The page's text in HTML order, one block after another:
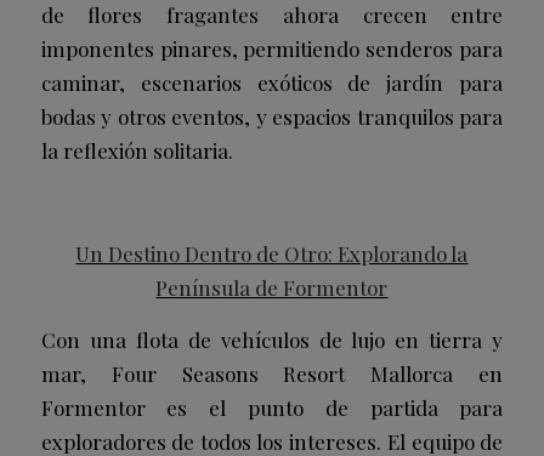
de flores fragantes ahora crecen entre
imponentes pinares, permitiendo senderos para
caminar, escenarios exóticos de jardín para
bodas y otros eventos, y espacios tranquilos para
la reflexión solitaria.
Un Destino Dentro de Otro: Explorando la
Península de Formentor
Con una flota de vehículos de lujo en tierra y
mar, Four Seasons Resort Mallorca en
Formentor es el punto de partida para
exploradores de todos los intereses. El equipo de